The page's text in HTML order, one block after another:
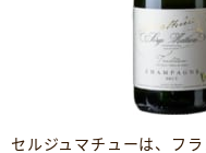
セルジュマチューは、フ